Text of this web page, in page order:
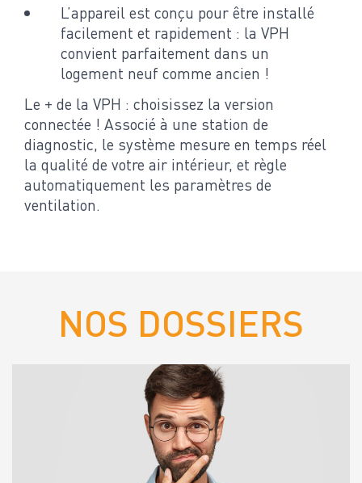
L’appareil est conçu pour être installé
facilement et rapidement : la VPH
convient parfaitement dans un
logement neuf comme ancien !
Le + de la VPH : choisissez la version
connectée ! Associé à une station de
diagnostic, le système mesure en temps réel
la qualité de votre air intérieur, et règle
automatiquement les paramètres de
ventilation.
NOS DOSSIERS